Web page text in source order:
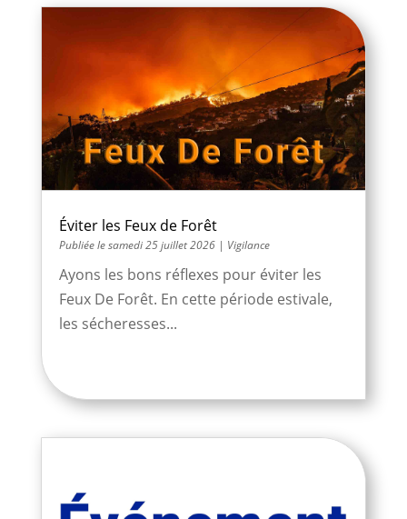
Éviter les Feux de Forêt
samedi 25 juillet 2026| Vigilance
Ayons les bons réflexes pour éviter les
Feux De Forêt. En cette période estivale,
les sécheresses...